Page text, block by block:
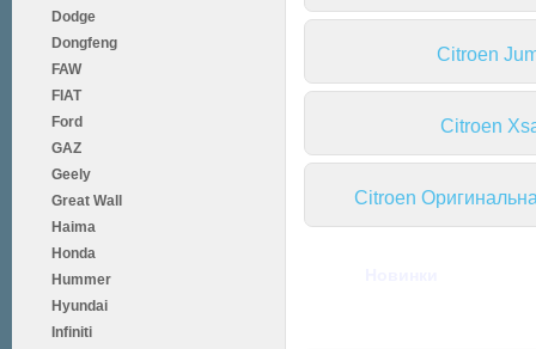
Dodge
Dongfeng
FAW
FIAT
Ford
GAZ
Geely
Great Wall
Haima
Honda
Hummer
Hyundai
Infiniti
Citroen
Citroen
Citroen